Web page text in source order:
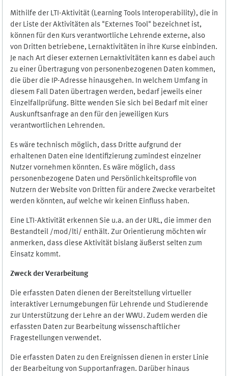
Mithilfe der LTI-Aktivität (Learning Tools Interoperability), die in
der Liste der Aktivitäten als "Externes Tool" bezeichnet ist,
können für den Kurs verantwortliche Lehrende externe, also
von Dritten betriebene, Lernaktivitäten in ihre Kurse einbinden.
Je nach Art dieser externen Lernaktivitäten kann es dabei auch
zu einer Übertragung von personenbezogenen Daten kommen,
die über die IP-Adresse hinausgehen. In welchem Umfang in
diesem Fall Daten übertragen werden, bedarf jeweils einer
Einzelfallprüfung. Bitte wenden Sie sich bei Bedarf mit einer
Auskunftsanfrage an den für den jeweiligen Kurs
verantwortlichen Lehrenden.
Es wäre technisch möglich, dass Dritte aufgrund der
erhaltenen Daten eine Identifizierung zumindest einzelner
Nutzer vornehmen könnten. Es wäre möglich, dass
personenbezogene Daten und Persönlichkeitsprofile von
Nutzern der Website von Dritten für andere Zwecke verarbeitet
werden könnten, auf welche wir keinen Einfluss haben.
Eine LTI-Aktivität erkennen Sie u.a. an der URL, die immer den
Bestandteil /mod/lti/ enthält. Zur Orientierung möchten wir
anmerken, dass diese Aktivität bislang äußerst selten zum
Einsatz kommt.
Zweck der Verarbeitung
Die erfassten Daten dienen der Bereitstellung virtueller
interaktiver Lernumgebungen für Lehrende und Studierende
zur Unterstützung der Lehre an der WWU. Zudem werden die
erfassten Daten zur Bearbeitung wissenschaftlicher
Fragestellungen verwendet.
Die erfassten Daten zu den Ereignissen dienen in erster Linie
der Bearbeitung von Supportanfragen. Darüber hinaus